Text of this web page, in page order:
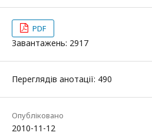
PDF
Завантажень: 2917
Переглядів анотації: 490
Опубліковано
2010-11-12